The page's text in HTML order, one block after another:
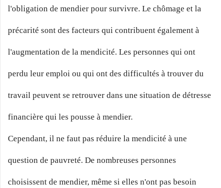
l'obligation de mendier pour survivre. Le chômage et la
précarité sont des facteurs qui contribuent également à
l'augmentation de la mendicité. Les personnes qui ont
perdu leur emploi ou qui ont des difficultés à trouver du
travail peuvent se retrouver dans une situation de détresse
financière qui les pousse à mendier.
Cependant, il ne faut pas réduire la mendicité à une
question de pauvreté. De nombreuses personnes
choisissent de mendier, même si elles n'ont pas besoin